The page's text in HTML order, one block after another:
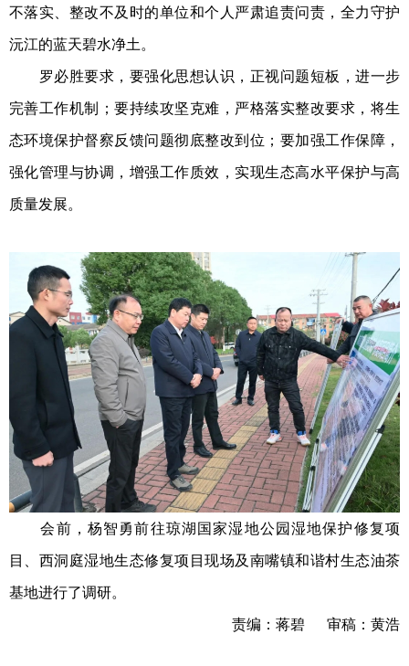
不落实、整改不及时的单位和个人严肃追责问责，全力守护
沅江的蓝天碧水净土。
罗必胜要求，要强化思想认识，正视问题短板，进一步
完善工作机制；要持续攻坚克难，严格落实整改要求，将生
态环境保护督察反馈问题彻底整改到位；要加强工作保障，
强化管理与协调，增强工作质效，实现生态高水平保护与高
质量发展。
会前，杨智勇前往琼湖国家湿地公园湿地保护修复项
目、西洞庭湿地生态修复项目现场及南嘴镇和谐村生态油茶
基地进行了调研。
责编：蒋碧 审稿：黄浩